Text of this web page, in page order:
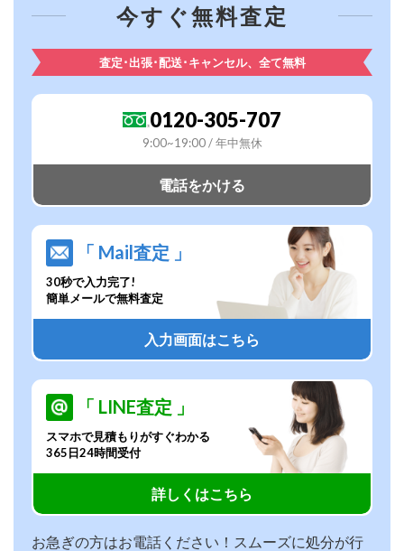
今すぐ無料査定
査定･出張･配送･キャンセル、全て無料
0120-305-707
9:00~19:00 / 年中無休
電話をかける
「 Mail査定 」
30秒で入力完了!
簡単メールで無料査定
入力画面はこちら
「 LINE査定 」
スマホで見積もりがすぐわかる
365日24時間受付
詳しくはこちら
お急ぎの方はお電話ください！スムーズに処分が行